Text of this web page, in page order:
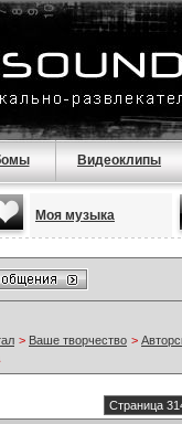
Видеоклипы
Моя музыка
> Ваше творчество >
Страница